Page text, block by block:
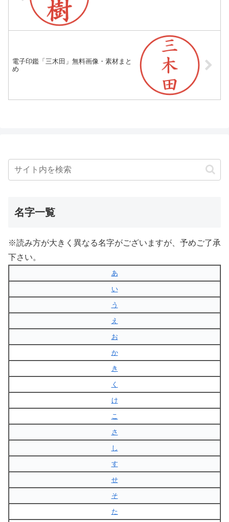
電子印鑑「三木田」無料画像・素材まと
め
名字一覧
※読み方が大きく異なる名字がございますが、予めご了承
下さい。
あ
い
う
え
お
か
き
く
け
こ
さ
し
す
せ
そ
た